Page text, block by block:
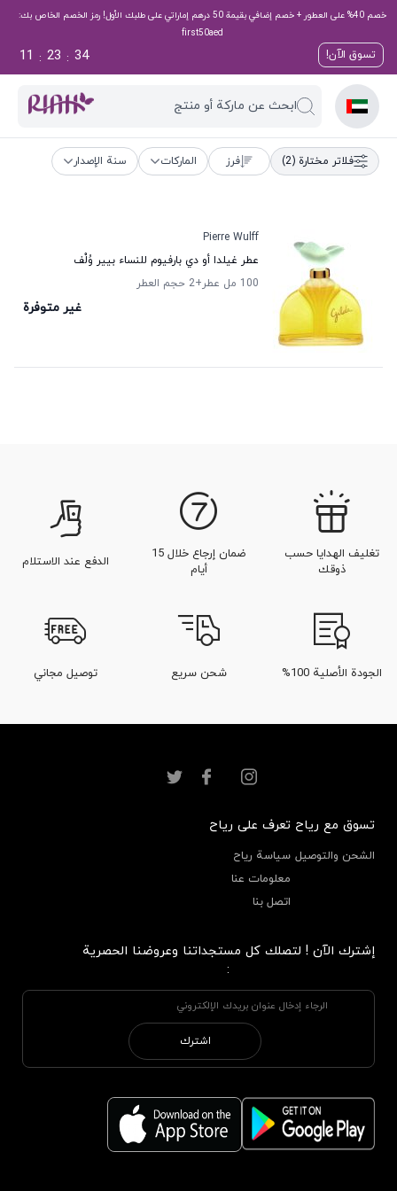
خصم 40% على العطور + خصم إضافي بقيمة 50 درهم إماراتي على طلبك الأول! رمز الخصم الخاص بك:
first50aed
تسوق الآن! 34
:
23
:
11
ابحث عن ماركة أو منتج
فلاتر مختارة (2) فرز الماركات سنة الإصدار
Pierre Wulff
عطر غيلدا أو دي بارفيوم للنساء بيير وُلْف
100 مل عطر
+2 حجم العطر
غير متوفرة
تغليف الهدايا حسب
ذوقك
ضمان إرجاع خلال 15
أيام
الدفع عند الاستلام
الجودة الأصلية 100% شحن سريع توصيل مجاني
تسوق مع رياح
الشحن والتوصيل
تعرف على رياح
سياسة رياح
معلومات عنا
اتصل بنا
إشترك الآن ! لتصلك كل مستجداتنا وعروضنا الحصرية
:
اشترك